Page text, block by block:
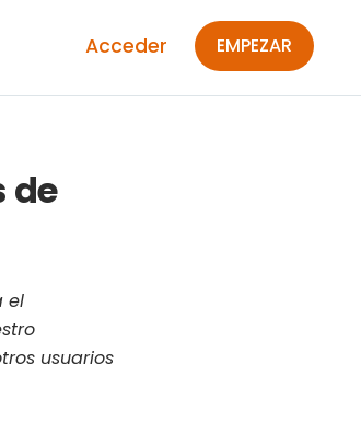
EMPEZAR
Acceder
de
el
usuarios